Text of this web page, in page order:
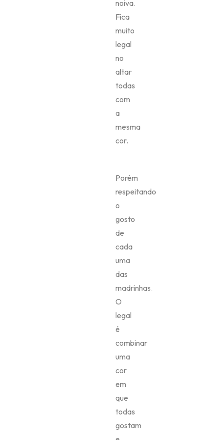
o
gosto
de
cada
uma
das
madrinhas.
O
legal
é
cor
em
que
todas
gostam
e
deixar
as
madrinhas
livres
para
escolher
o
modelo
que
elas
preferem.
É